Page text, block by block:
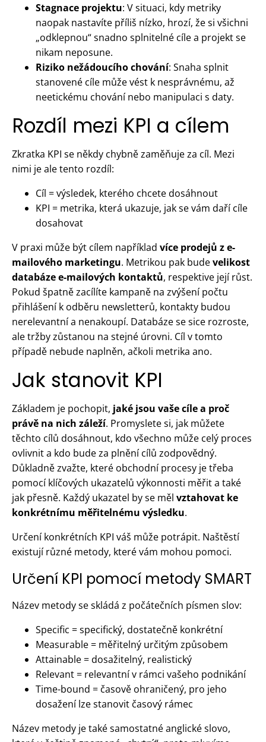
Stagnace projektu: V situaci, kdy metriky
naopak nastavíte příliš nízko, hrozí, že si všichni
„odklepnou“ snadno splnitelné cíle a projekt se
nikam neposune.
Riziko nežádoucího chování: Snaha splnit
stanovené cíle může vést k nesprávnému, až
neetickému chování nebo manipulaci s daty.
Rozdíl mezi KPI a cílem
Zkratka KPI se někdy chybně zaměňuje za cíl. Mezi
nimi je ale tento rozdíl:
Cíl = výsledek, kterého chcete dosáhnout
KPI = metrika, která ukazuje, jak se vám daří cíle
dosahovat
V praxi může být cílem například více prodejů z e-
mailového marketingu. Metrikou pak budevelikost
databáze e-mailových kontaktů, respektive její růst.
Pokud špatně zacílíte kampaně na zvýšení počtu
přihlášení k odběru newsletterů, kontakty budou
nerelevantní a nenakoupí. Databáze se sice rozroste,
ale tržby zůstanou na stejné úrovni. Cíl v tomto
případě nebude naplněn, ačkoli metrika ano.
Jak stanovit KPI
Základem je pochopit, jaké jsou vaše cíle a proč
právě na nich záleží. Promyslete si, jak můžete
těchto cílů dosáhnout, kdo všechno může celý proces
ovlivnit a kdo bude za plnění cílů zodpovědný.
Důkladně zvažte, které obchodní procesy je třeba
pomocí klíčových ukazatelů výkonnosti měřit a také
jak přesně. Každý ukazatel ​​by se měl vztahovat ke
konkrétnímu měřitelnému výsledku.
Určení konkrétních KPI váš může potrápit. Naštěstí
existují různé metody, které vám mohou pomoci.
Určení KPI pomocí metody SMART
Název metody se skládá z počátečních písmen slov:
Specific = specifický, dostatečně konkrétní
Measurable = měřitelný určitým způsobem
Attainable = dosažitelný, realistický
Relevant = relevantní v rámci vašeho podnikání
Time-bound = časově ohraničený, pro jeho
dosažení lze stanovit časový rámec
Název metody je také samostatné anglické slovo,